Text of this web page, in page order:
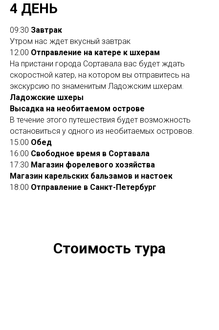
4 ДЕНЬ
09:30 Завтрак
Утром нас ждет вкусный завтрак
12:00 Отправление на катере к шхерам
На пристани города Сортавала вас будет ждать
скоростной катер, на котором вы отправитесь на
экскурсию по знаменитым Ладожским шхерам.
Ладожские шхеры
Высадка на необитаемом острове
В течение этого путешествия будет возможность
остановиться у одного из необитаемых островов.
15:00 Обед
16:00 Свободное время в Сортавала
17:30 Магазин форелевого хозяйства
Магазин карельских бальзамов и настоек
18:00 Отправление в Санкт-Петербург
Стоимость тура